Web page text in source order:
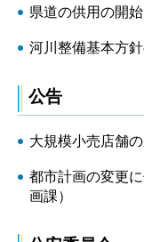
県道の供用の開始
河川整備基本方
公告
大規模小売店舗
都市計画の変更
画課）